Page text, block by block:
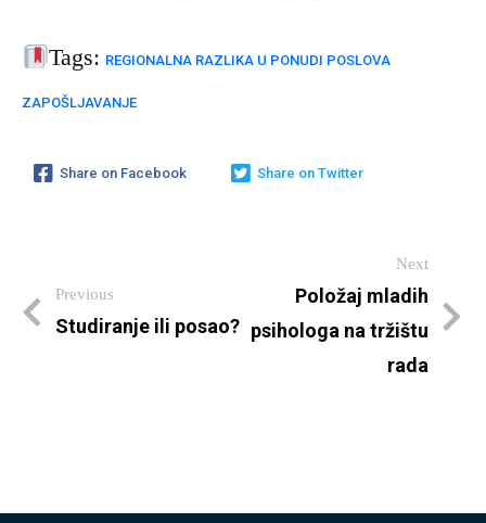
Tags: REGIONALNA RAZLIKA U PONUDI POSLOVA
ZAPOŠLJAVANJE
Share on Facebook Share on Twitter
Previous
Studiranje ili posao?
Next
Položaj mladih
psihologa na tržištu
rada